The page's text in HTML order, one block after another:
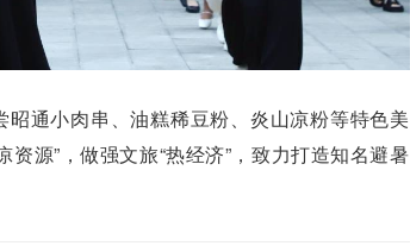
通小肉串、油糕稀豆粉、炎山凉粉等特色美
源”，做强文旅“热经济” ，致力打造知名避暑